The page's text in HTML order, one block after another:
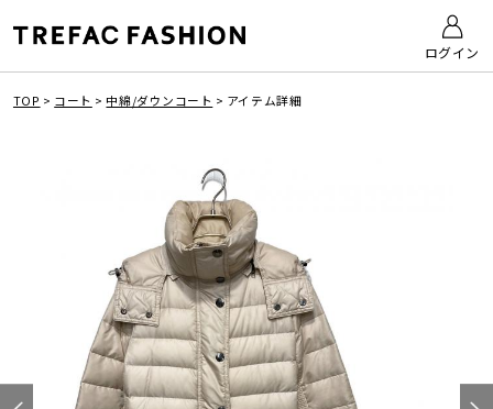
ログイン
TOP > コート > 中綿/ダウンコート > アイテム詳細